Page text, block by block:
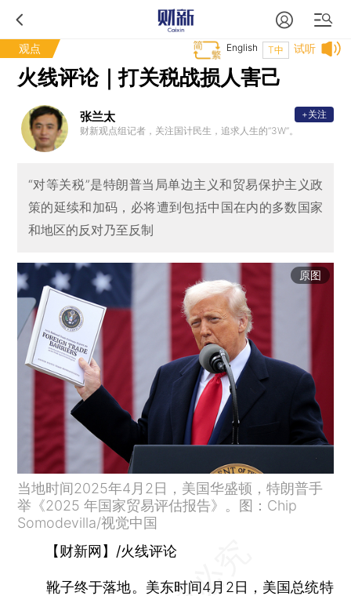
观点 试听
T中
English
火线评论｜打关税战损人害己
张兰太
财新观点组记者，关注国计民生，追求人生的“3W”。
+关注
“对等关税”是特朗普当局单边主义和贸易保护主义政
策的延续和加码，必将遭到包括中国在内的多数国家
和地区的反对乃至反制
原图
当地时间2025年4月2日，美国华盛顿，特朗普手
举《2025 年国家贸易评估报告》。图：Chip
Somodevilla/视觉中国
【财新网】/火线评论
靴子终于落地。美东时间4月2日，美国总统特